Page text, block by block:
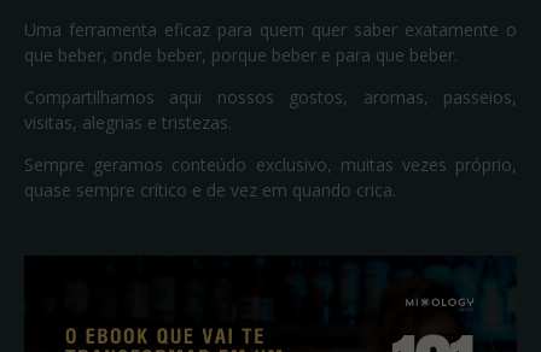
Uma ferramenta eficaz para quem quer saber exatamente o
que beber, onde beber, porque beber e para que beber.
Compartilhamos aqui nossos gostos, aromas, passeios,
visitas, alegrias e tristezas.
Sempre geramos conteúdo exclusivo, muitas vezes próprio,
quase sempre crítico e de vez em quando crica.